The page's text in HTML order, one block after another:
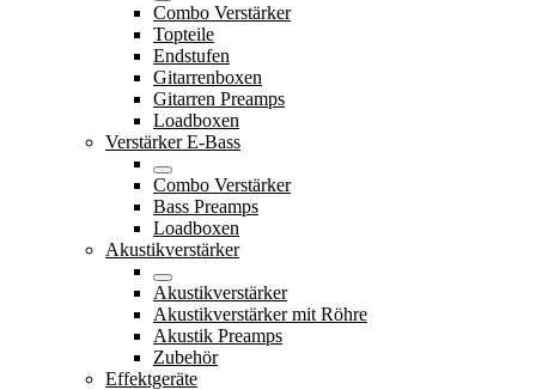
Combo Verstärker
Topteile
Endstufen
Gitarrenboxen
Gitarren Preamps
Loadboxen
Verstärker E-Bass
Combo Verstärker
Bass Preamps
Loadboxen
Akustikverstärker
Akustikverstärker
Akustikverstärker mit Röhre
Akustik Preamps
Zubehör
Effektgeräte